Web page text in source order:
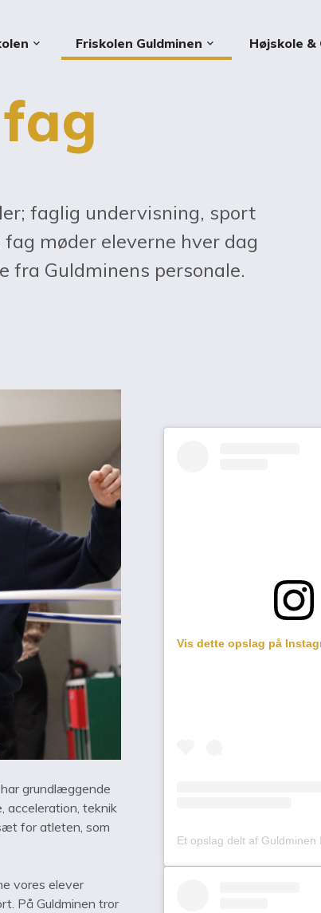
keyboard_arrow_down Friskolen Guldminen keyboard_arrow_down Højskole &
faglig undervisning, sport
møder eleverne hver dag
fra Guldminens personale.
grundlæggende
acceleration, teknik
for atleten, som
vores elever
På Guldminen tror
Vis dette opslag på